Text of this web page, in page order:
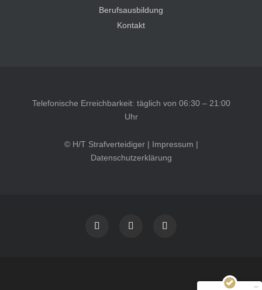
Berufsausbildung
Kontakt
Telefonische Erreichbarkeit: täglich von 06:30 – 21:00
Uhr
© H/T Strafverteidiger | Impressum |
Datenschutzerklärung